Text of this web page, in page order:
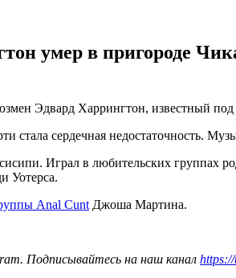
умер в пригороде
Эдвард Харрингтон, известный
сердечная недостаточность.
Играл в любительских группах
Уотерса.
Anal Cunt Джоша Мартина.
Подписывайтесь на наш канал